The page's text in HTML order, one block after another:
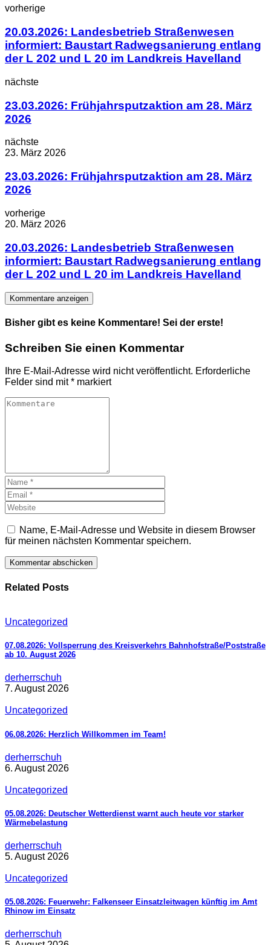
vorherige
20.03.2026: Landesbetrieb Straßenwesen
informiert: Baustart Radwegsanierung entlang
der L 202 und L 20 im Landkreis Havelland
nächste
23.03.2026: Frühjahrsputzaktion am 28. März
2026
nächste
23. März 2026
23.03.2026: Frühjahrsputzaktion am 28. März
2026
vorherige
20. März 2026
20.03.2026: Landesbetrieb Straßenwesen
informiert: Baustart Radwegsanierung entlang
der L 202 und L 20 im Landkreis Havelland
Kommentare anzeigen
Bisher gibt es keine Kommentare! Sei der erste!
Schreiben Sie einen Kommentar
Ihre E-Mail-Adresse wird nicht veröffentlicht. Erforderliche
Felder sind mit* markiert
Name, E-Mail-Adresse und Website in diesem Browser
für meinen nächsten Kommentar speichern.
Related Posts
Uncategorized
07.08.2026: Vollsperrung des Kreisverkehrs Bahnhofstraße/Poststraße
ab 10. August 2026
derherrschuh
7. August 2026
Uncategorized
06.08.2026: Herzlich Willkommen im Team!
derherrschuh
6. August 2026
Uncategorized
05.08.2026: Deutscher Wetterdienst warnt auch heute vor starker
Wärmebelastung
derherrschuh
5. August 2026
Uncategorized
05.08.2026: Feuerwehr: Falkenseer Einsatzleitwagen künftig im Amt
Rhinow im Einsatz
derherrschuh